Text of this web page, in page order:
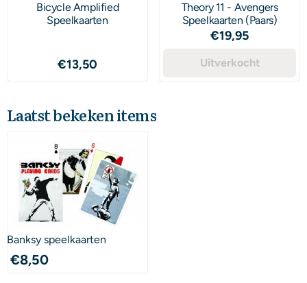
Bicycle Amplified
Speelkaarten
Prijs: 13,50
€13,50
Theory 11 - Avengers
Speelkaarten (Paars)
Prijs: 19,95
€19,95
Uitverkocht
Laatst bekeken items
Banksy speelkaarten
€8,50